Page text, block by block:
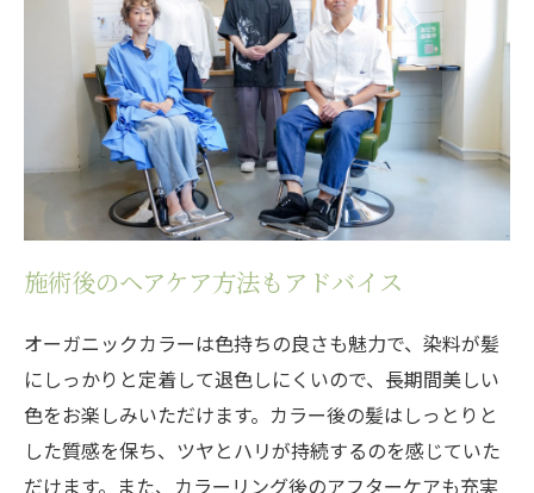
施術後のヘアケア方法もアドバイス
オーガニックカラーは色持ちの良さも魅力で、染料が髪
にしっかりと定着して退色しにくいので、長期間美しい
色をお楽しみいただけます。カラー後の髪はしっとりと
した質感を保ち、ツヤとハリが持続するのを感じていた
だけます。また、カラーリング後のアフターケアも充実